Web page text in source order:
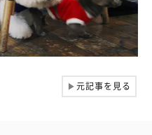
▶元記事を見る